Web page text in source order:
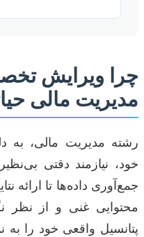
چرا ویرایش
مدیریت مالی
رشته مدیریت مالی، به
خود، نیازمند دقتی
جمع‌آوری داده‌ها تا ارائه
محتوایی غنی و از نظر
پتانسیل واقعی خود را